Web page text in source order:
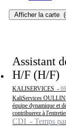
Afficher la carte
Assistant
H/F (H/F)
KALISERVICES -
KaliServices
équipe dynamique et
contribuerez à
CDI - Temps